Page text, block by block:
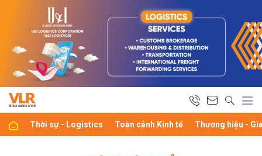
Thời sự - Logistics Toàn cảnh Kinh tế Thương hiệu -